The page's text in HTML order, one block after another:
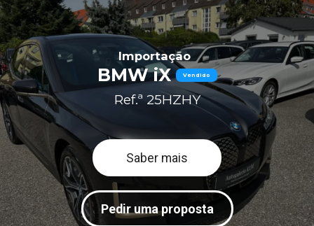
Importação
BMW iX Vendido
Ref.ª 25HZHY
Saber mais
Pedir uma proposta